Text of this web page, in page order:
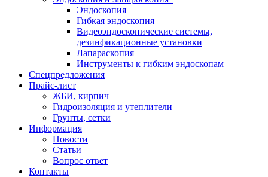
Эндоскопия
Гибкая эндоскопия
Видеоэндоскопические системы,
дезинфикационные установки
Лапараскопия
Инструменты к гибким эндоскопам
Спецпредложения
Прайс-лист
ЖБИ, кирпич
Гидроизоляция и утеплители
Грунты, сетки
Информация
Новости
Статьи
Вопрос ответ
Контакты